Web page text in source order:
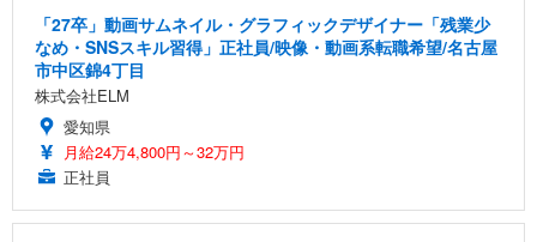
「27卒」動画サムネイル・グラフィックデザイナー「残業少
なめ・SNSスキル習得」正社員/映像・動画系転職希望/名古屋
市中区錦4丁目
株式会社ELM
愛知県
月給24万4,800円～32万円
正社員